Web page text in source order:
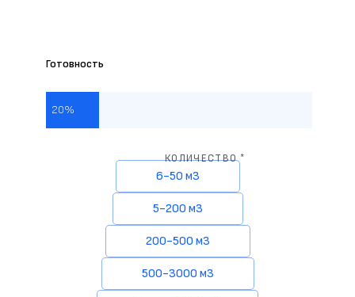
Готовность
20%
КОЛИЧЕСТВО *
6-50 м3
5-200 м3
200-500 м3
500-3000 м3